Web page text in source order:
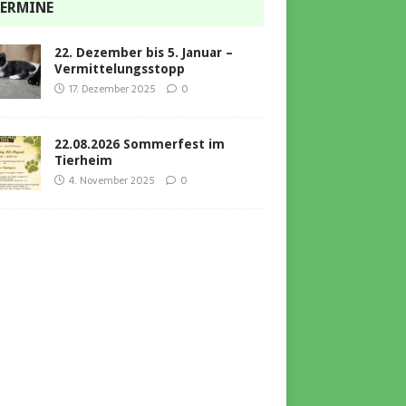
22. Dezember bis 5. Januar –
Vermittelungsstopp
17. Dezember 2025 0
22.08.2026 Sommerfest im
Tierheim
4. November 2025 0